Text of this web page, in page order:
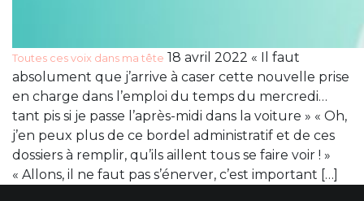
Toutes ces voix dans ma tête 18 avril 2022 « Il faut
absolument que j’arrive à caser cette nouvelle prise
en charge dans l’emploi du temps du mercredi…
tant pis si je passe l’après-midi dans la voiture » « Oh,
j’en peux plus de ce bordel administratif et de ces
dossiers à remplir, qu’ils aillent tous se faire voir ! »
« Allons, il ne faut pas s’énerver, c’est important […]